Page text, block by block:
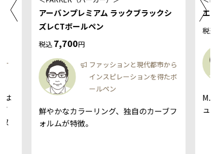
は
アーバンプレミアム ラックブラックシ
ズレCTボールペン
税込7,700円
ファッションと現代都市から
インスピレーションを得たボ
ールペン
鮮やかなカラーリング、独自のカーブフ
ォルムが特徴。
エ
税
M.
ュ